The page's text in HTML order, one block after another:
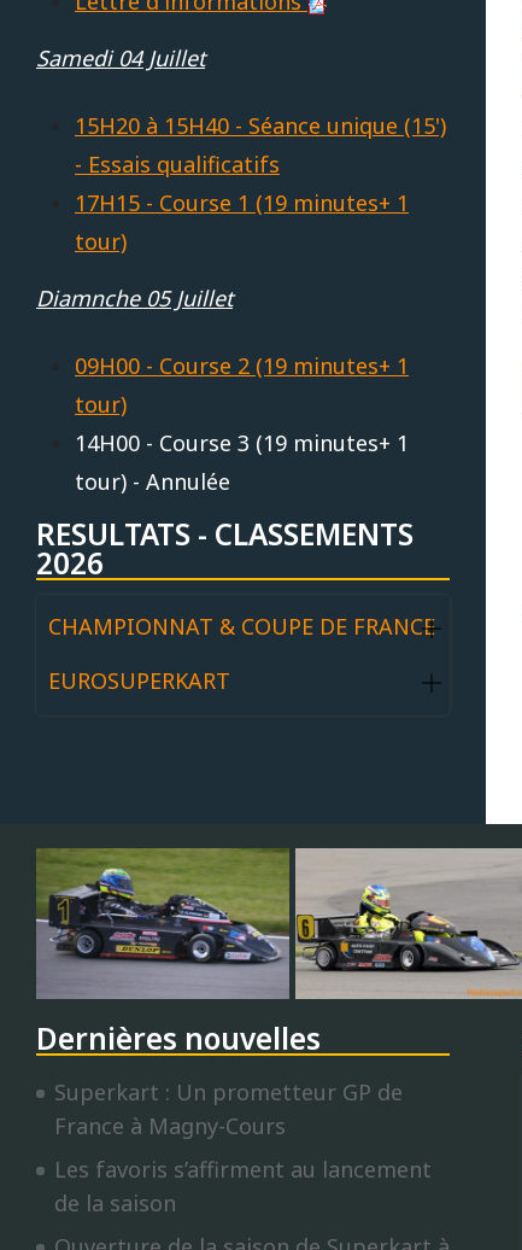
Samedi 04 Juillet
15H20 à 15H40 - Séance unique (15')
- Essais qualificatifs
17H15 - Course 1 (19 minutes+ 1
tour)
Diamnche 05 Juillet
09H00 - Course 2 (19 minutes+ 1
tour)
14H00 - Course 3 (19 minutes+ 1
tour) - Annulée
RESULTATS - CLASSEMENTS
2026
CHAMPIONNAT & COUPE DE FRANCE
EUROSUPERKART
Dernières nouvelles
Superkart : Un prometteur GP de
France à Magny-Cours
Les favoris s’affirment au lancement
de la saison